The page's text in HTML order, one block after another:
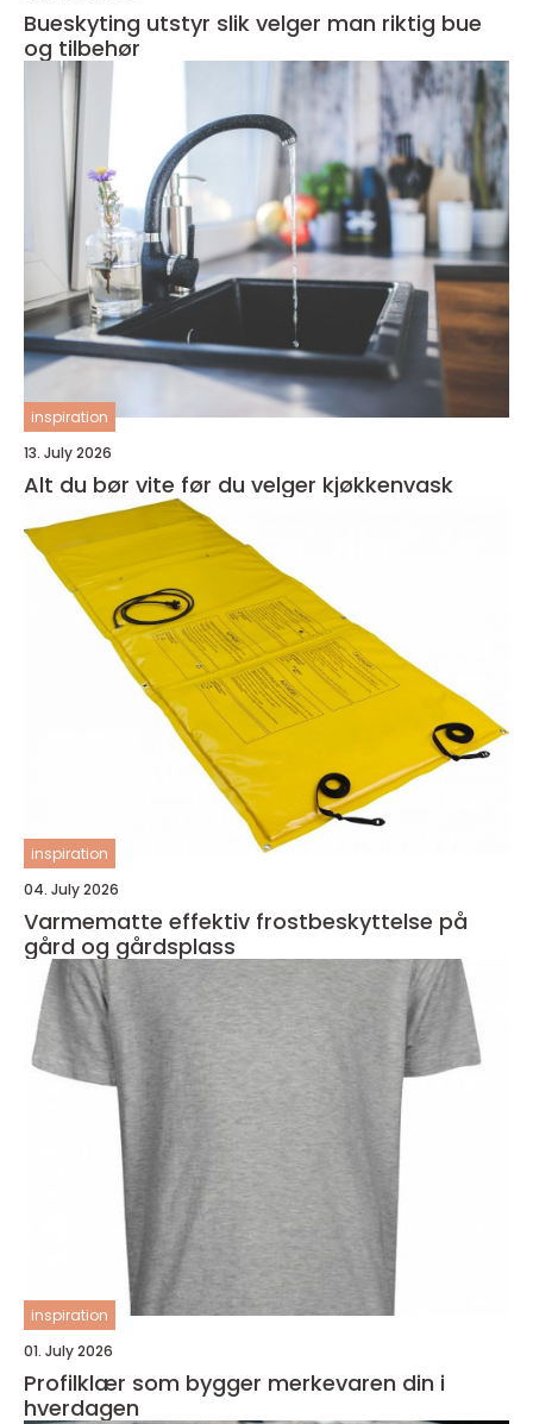
Bueskyting utstyr slik velger man riktig bue
og tilbehør
inspiration
13. July 2026
Alt du bør vite før du velger kjøkkenvask
inspiration
04. July 2026
Varmematte effektiv frostbeskyttelse på
gård og gårdsplass
inspiration
01. July 2026
Profilklær som bygger merkevaren din i
hverdagen